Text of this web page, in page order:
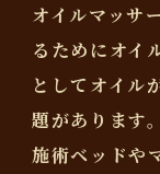
オイルマッサ
るためにオイ
としてオイル
題があります
施術ベッドや